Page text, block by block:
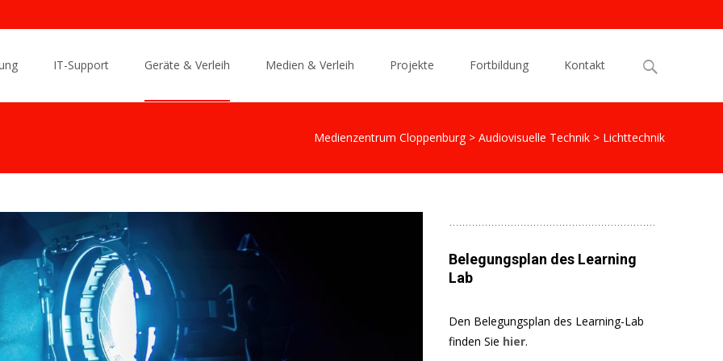
IT-Support Geräte & Verleih Medien & Verleih Projekte Fortbildung Kontakt
Search
Medienzentrum Cloppenburg > Audiovisuelle Technik > Lichttechnik
Belegungsplan des Learning
Lab
Den Belegungsplan des Learning-Lab
finden Sie hier.